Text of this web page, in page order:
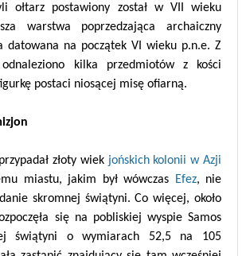
ołtarz postawiony został w VII wieku
warstwa poprzedzająca archaiczny
datowana na początek VI wieku p.n.e. Z
kilka przedmiotów z kości
postaci niosącej misę ofiarną.
złoty wiek jońskich kolonii w Azji
miastu, jakim był wówczas Efez, nie
skromnej świątyni. Co więcej, około
się na pobliskiej wyspie Samos
świątyni o wymiarach 52,5 na 105